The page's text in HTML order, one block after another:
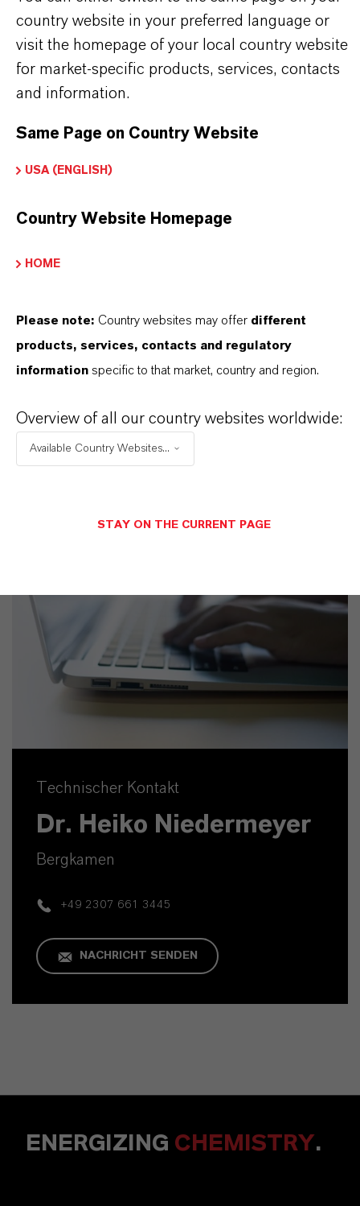
Kaufmännischer Kontakt
Max Siebenbrock
NACHRICHT SENDEN
Technischer Kontakt
Dr. Heiko Niedermeyer
Bergkamen
+49 2307 661 3445
NACHRICHT SENDEN
ENERGIZING CHEMISTRY.
country website in your preferred language or
visit the homepage of your local country website
for market-specific products, services, contacts
and information.
Same Page on Country Website
USA (ENGLISH)
Country Website Homepage
HOME
Please note: Country websites may offer different
products, services, contacts and regulatory
information specific to that market, country and region.
Overview of all our country websites worldwide:
Available Country Websites...
STAY ON THE CURRENT PAGE